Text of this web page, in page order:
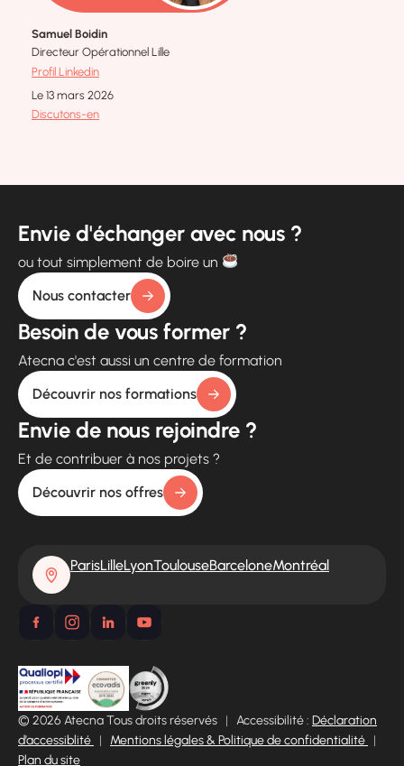
Samuel Boidin
Directeur Opérationnel Lille
Profil Linkedin
Le 13 mars 2026
Discutons-en
Envie d'échanger avec nous ?
ou tout simplement de boire un
Nous contacter
Besoin de vous former ?
Atecna c'est aussi un centre de formation
Découvrir nos formations
Envie de nous rejoindre ?
Et de contribuer à nos projets ?
Découvrir nos offres
ParisLilleLyonToulouseBarceloneMontréal
© 2026 Atecna Tous droits réservés | Accessibilité : Déclaration
d’accessiblité | Mentions légales & Politique de confidentialité |
Plan du site